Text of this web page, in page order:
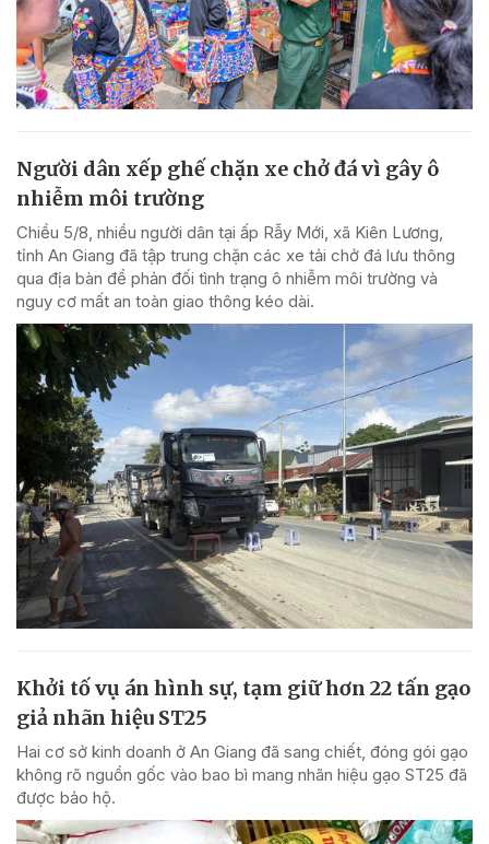
Người dân xếp ghế chặn xe chở đá vì gây ô
nhiễm môi trường
Chiều 5/8, nhiều người dân tại ấp Rẫy Mới, xã Kiên Lương,
tỉnh An Giang đã tập trung chặn các xe tải chở đá lưu thông
qua địa bàn để phản đối tình trạng ô nhiễm môi trường và
nguy cơ mất an toàn giao thông kéo dài.
Khởi tố vụ án hình sự, tạm giữ hơn 22 tấn gạo
giả nhãn hiệu ST25
Hai cơ sở kinh doanh ở An Giang đã sang chiết, đóng gói gạo
không rõ nguồn gốc vào bao bì mang nhãn hiệu gạo ST25 đã
được bảo hộ.